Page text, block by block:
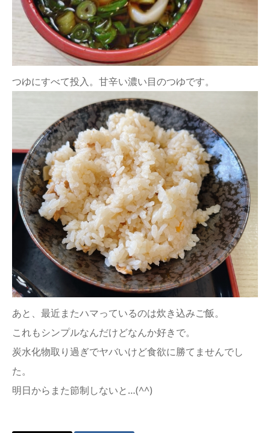
つゆにすべて投入。甘辛い濃い目のつゆです。
あと、最近またハマっているのは炊き込みご飯。
これもシンプルなんだけどなんか好きで。
炭水化物取り過ぎでヤバいけど食欲に勝てませんでし
た。
明日からまた節制しないと…(^^)